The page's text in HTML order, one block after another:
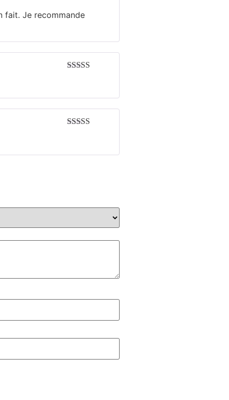
5
fait. Je recommande